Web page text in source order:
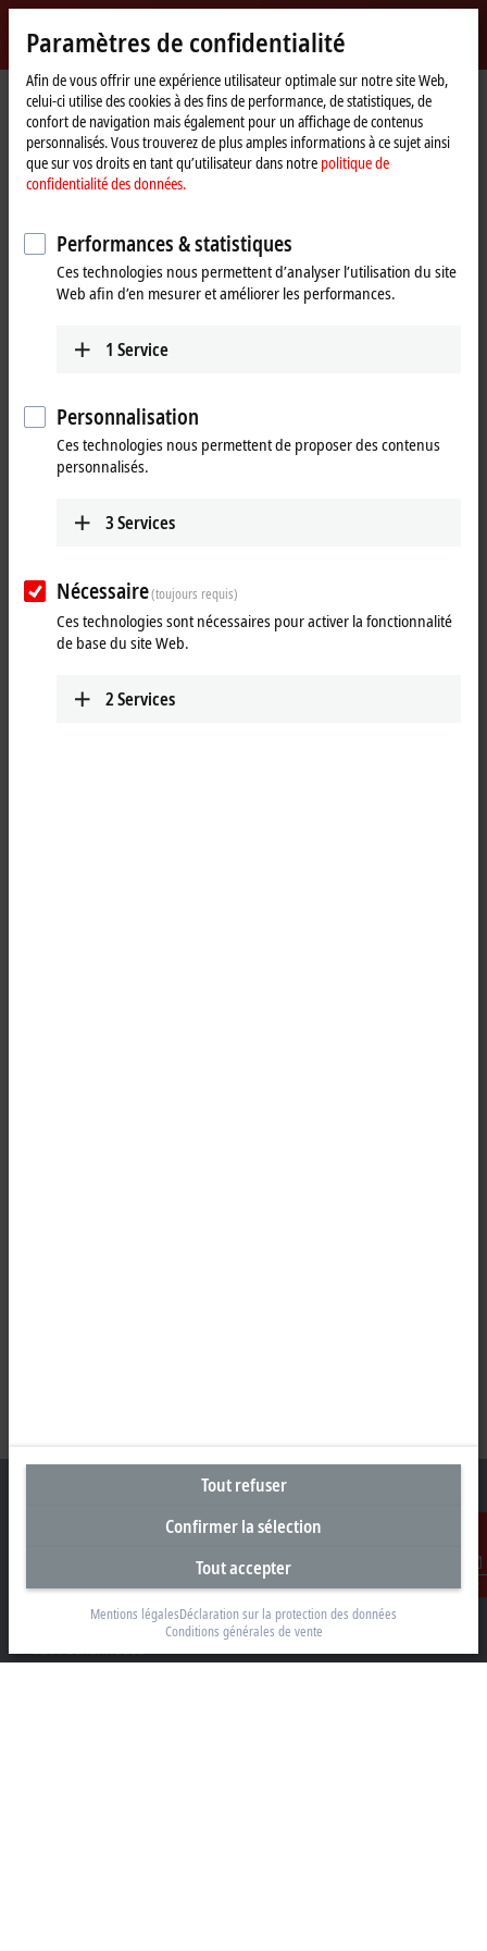
Beckhoff
-
New
Automation
Technology
myBeckhoff
Page
d'accueil
myBeckhoff – Mot de passe oublié
Contact
Mot de passe oublié
Si vous avez oublié votre mot de passe, nous vous enverrons un e-mail
passe.
Veuillez entrer l’adresse e-mail que vous avez utilisée pour votre
e-mail*
Envoyer
Beckhoff Automation AG
Rheinweg 7
8200 Schaffhouse
Paramètres de confidentialité
Afin de vous offrir une expérience utilisateur optimale sur notre site Web,
celui-ci utilise des cookies à des fins de performance, de statistiques, de
confort de navigation mais également pour un affichage de contenus
personnalisés. Vous trouverez de plus amples informations à ce sujet ainsi
que sur vos droits en tant qu’utilisateur dans notre politique de
confidentialité des données.
Performances & statistiques
Ces technologies nous permettent d’analyser l’utilisation du site
Web afin d’en mesurer et améliorer les performances.
1 Service
Personnalisation
Ces technologies nous permettent de proposer des contenus
personnalisés.
3Services
Nécessaire(toujours requis)
Ces technologies sont nécessaires pour activer la fonctionnalité
de base du site Web.
2Services
Tout refuser
Confirmer la sélection
Tout accepter
Mentions légalesDéclaration sur la protection des données
Conditions générales de vente